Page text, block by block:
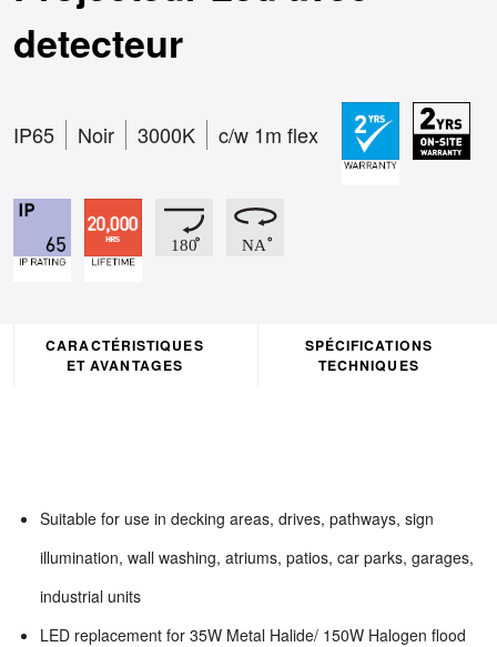
detecteur
IP65 Noir 3000K c/w 1m flex
CARACTÉRISTIQUES
ET AVANTAGES
SPÉCIFICATIONS
TECHNIQUES
Suitable for use in decking areas, drives, pathways, sign
illumination, wall washing, atriums, patios, car parks, garages,
industrial units
LED replacement for 35W Metal Halide/ 150W Halogen flood